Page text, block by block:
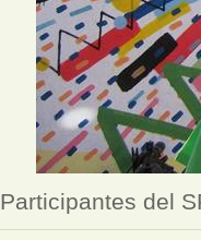
Participantes del